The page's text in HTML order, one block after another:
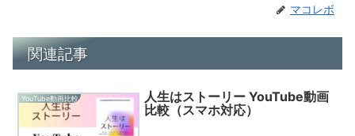
マコレボ
関連記事
YouTube動画比較
人生はストーリー YouTube動画
比較（スマホ対応）